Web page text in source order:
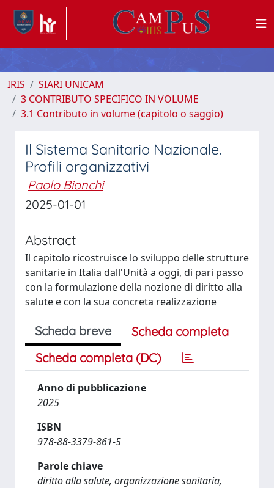
IRIS
SIARI UNICAM
3 CONTRIBUTO SPECIFICO IN VOLUME
3.1 Contributo in volume (capitolo o saggio)
Il Sistema Sanitario Nazionale.
Profili organizzativi
Paolo Bianchi
2025-01-01
Abstract
Il capitolo ricostruisce lo sviluppo delle strutture
sanitarie in Italia dall'Unità a oggi, di pari passo
con la formulazione della nozione di diritto alla
salute e con la sua concreta realizzazione
Scheda breve
Scheda completa
Scheda completa (DC)
Anno di pubblicazione
2025
ISBN
978-88-3379-861-5
Parole chiave
diritto alla salute, organizzazione sanitaria,